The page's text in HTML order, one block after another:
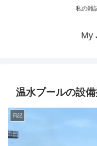
私の雑
My
温水プールの設備
日記